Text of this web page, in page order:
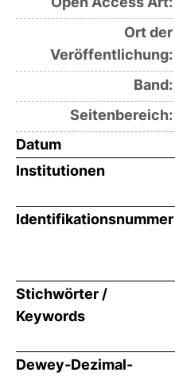
Ort der
Veröffentlichung:
Band:
Seitenbereich:
Datum
Institutionen
Identifikationsnummer
Stichwörter /
Keywords
Dewey-Dezimal-